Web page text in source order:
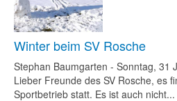
Winter beim SV Rosche
Stephan Baumgarten - Sonntag, 31
Lieber Freunde des SV Rosche, es
Sportbetrieb statt. Es ist auch nicht...